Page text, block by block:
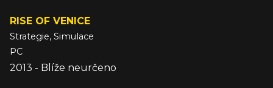
RISE OF VENICE
Strategie, Simulace
PC
2013 - Blíže neurčeno